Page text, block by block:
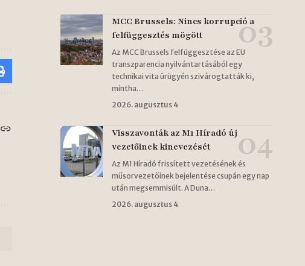
MCC Brussels: Nincs korrupció a
felfüggesztés mögött
Az MCC Brussels felfüggesztése az EU
transzparencia nyilvántartásából egy
technikai vita ürügyén szivárogtatták ki,
mintha…
2026. augusztus 4
Visszavonták az M1 Híradó új
vezetőinek kinevezését
Az M1 Híradó frissített vezetésének és
műsorvezetőinek bejelentése csupán egy nap
után megsemmisült. A Duna…
2026. augusztus 4